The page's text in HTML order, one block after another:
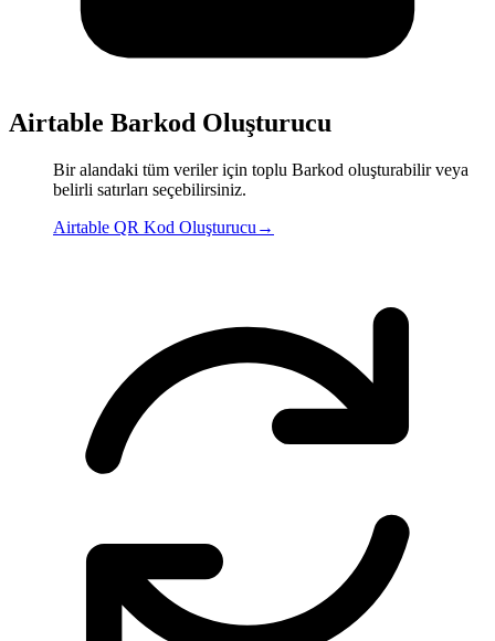
Airtable Barkod Oluşturucu
Bir alandaki tüm veriler için toplu Barkod oluşturabilir veya
belirli satırları seçebilirsiniz.
Airtable QR Kod Oluşturucu →